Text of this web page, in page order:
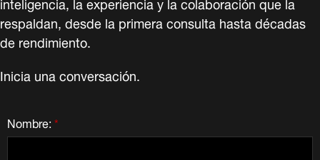
respaldan, desde la primera consulta hasta décadas
de rendimiento.
Inicia una conversación.
*
Nombre: